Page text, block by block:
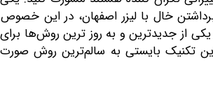
با لیزر اصفهان، در این خصوص
و به روز ترین روش‌ها برای
بایستی به سالم‌ترین روش صورت